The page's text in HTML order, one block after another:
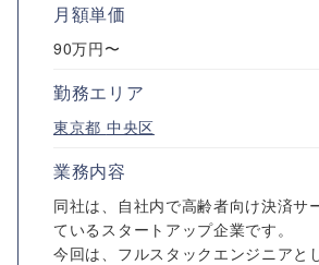
月額単価
90万円〜
勤務エリア
東京都 中央区
業務内容
同社は、自社内で高齢者向け決済サ
ているスタートアップ企業です。
今回は、フルスタックエンジニアと